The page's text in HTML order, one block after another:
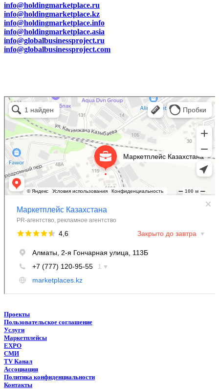
info@holdingmarketplace.ru
info@holdingmarketplace.kz
info@holdingmarketplace.info
info@holdingmarketplace.asia
info@globalbusinessproject.ru
info@globalbusinessproject.com
Маркетплейс Казахстана
Рекламное агентство в Алматы
Информационное агентство в Алматы
Проекты
Пользовательское соглашение
Услуги
Маркетплейсы
EXPO
СМИ
TV Канал
Ассоциация
Политика конфиденциальности
Контакты